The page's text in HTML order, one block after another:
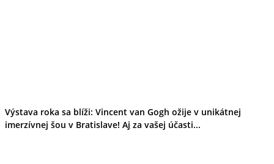
Výstava roka sa blíži: Vincent van Gogh ožije v unikátnej
imerzívnej šou v Bratislave! Aj za vašej účasti...